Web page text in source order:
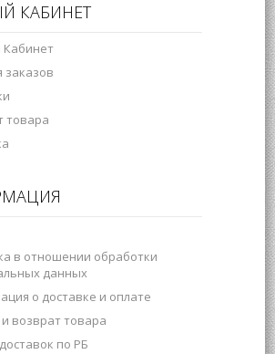
КАБИНЕТ
заказов
товара
в отношении обработки
данных
о доставке и оплате
возврат товара
по РБ